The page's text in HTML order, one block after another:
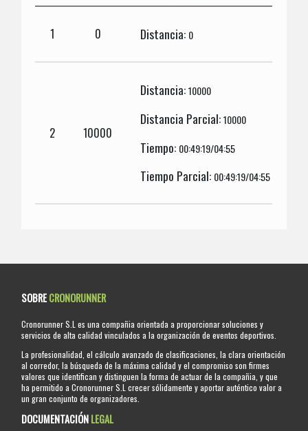
1 0 Distancia: 0
2 10000
Distancia:10000
Distancia Parcial:10000
Tiempo: 00:49:19/04:55
Tiempo Parcial: 00:49:19/04:55
SOBRECRONORUNNER
Cronorunner S.L es una compañia orientada a proporcionar soluciones y
servicios de alta calidad vinculados a la organización de eventos deportivos.
La profesionalidad, el cálculo avanzado de clasificaciones, la clara orientación
al corredor, la búsqueda de la máxima calidad y el compromiso son firmes
valores que identifican y distinguen la forma de actuar de la compañia, y que
ha permitido a Cronorunner S.L crecer sólidamente y aportar auténtico valor a
un gran conjunto de organizadores.
DOCUMENTACIÓNLEGAL